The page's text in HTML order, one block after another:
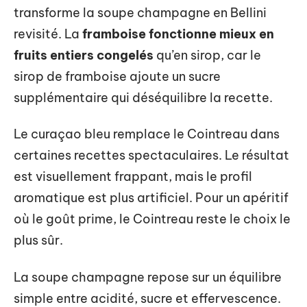
transforme la soupe champagne en Bellini
revisité. La framboise fonctionne mieux en
fruits entiers congelés qu’en sirop, car le
sirop de framboise ajoute un sucre
supplémentaire qui déséquilibre la recette.
Le curaçao bleu remplace le Cointreau dans
certaines recettes spectaculaires. Le résultat
est visuellement frappant, mais le profil
aromatique est plus artificiel. Pour un apéritif
où le goût prime, le Cointreau reste le choix le
plus sûr.
La soupe champagne repose sur un équilibre
simple entre acidité, sucre et effervescence.